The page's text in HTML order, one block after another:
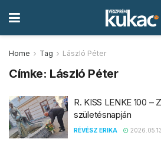
Home Tag László Péter
Címke: László Péter
R. KISS LENKE 100 –
születésnapján
RÉVÉSZ ERIKA 2026.05.13.